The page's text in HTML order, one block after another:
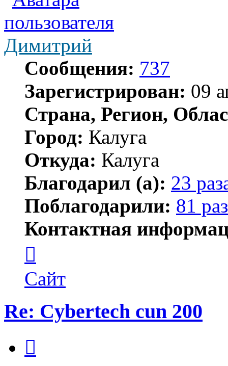
Димитрий
Сообщения: 737
Зарегистрирован: 09
Страна, Регион,
Город: Калуга
Откуда: Калуга
Благодарил (а): 23
Поблагодарили: 81 раз
Контактная
пользователя
Димитрий
Сайт
Re: Cybertech cun 200